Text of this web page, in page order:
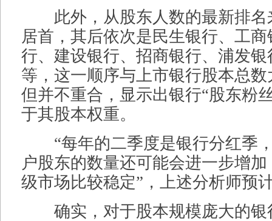
此外，从股东人数的最新排名
居首，其后依次是民生银行、工
行、建设银行、招商银行、浦发
等，这一顺序与上市银行股本总
但并不重合，显示出银行“股东粉
于其股本权重。
“每年的二季度是银行分红季
户股东的数量还可能会进一步增
级市场比较稳定”，上述分析师预
确实，对于股本规模庞大的银